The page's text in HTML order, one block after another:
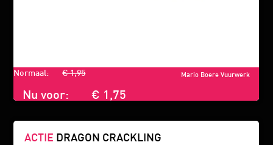
Mario Boere Vuurwerk
Normaal: € 1,95
Nu voor: € 1,75
ACTIE DRAGON CRACKLING